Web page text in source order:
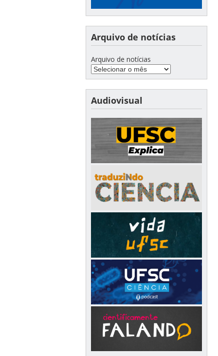
Arquivo de notícias
Arquivo de notícias
Audiovisual